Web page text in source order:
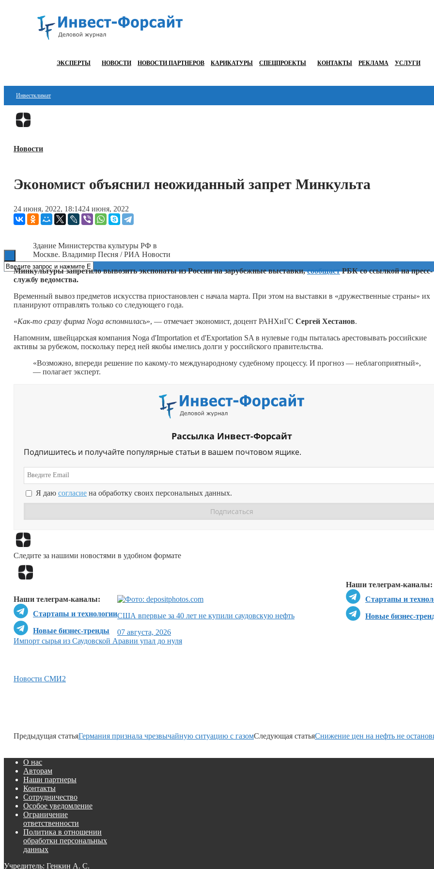
ЭКСПЕРТЫ НОВОСТИ НОВОСТИ ПАРТНЕРОВ КАРИКАТУРЫ СПЕЦПРОЕКТЫ КОНТАКТЫ РЕКЛАМА УСЛУГИ
Инвестклимат
Финансы
Блокчейн
ESG
Новости
Экономист объяснил неожиданный запрет Минкульта
24 июня, 2022, 18:1424 июня, 2022
Здание Министерства культуры РФ в
Москве. Владимир Песня / РИА Новости
Минкультуры запретило вывозить экспонаты из России на зарубежные выставки,сообщаетРБК со ссылкой на пресс-
службу ведомства.
Временный вывоз предметов искусства приостановлен с начала марта. При этом на выставки в «дружественные страны» их
планируют отправлять только со следующего года.
«Как-то сразу фирма Noga вспомнилась», — отмечает экономист, доцент РАНХиГС Сергей Хестанов.
Напомним, швейцарская компания Noga d'Importation et d'Exportation SA в нулевые годы пыталась арестовывать российские
активы за рубежом, поскольку перед ней якобы имелись долги у российского правительства.
«Возможно, впереди решение по какому-то международному судебному процессу. И прогноз — неблагоприятный»,
— полагает эксперт.
Рассылка Инвест-Форсайт
Подпишитесь и получайте популярные статьи в вашем почтовом ящике.
Я даю согласие на обработку своих персональных данных.
Следите за нашими новостями в удобном формате
Наши телеграм-каналы:
Стартапы и
Новые бизнес-
Наши телеграм-каналы:
Стартапы и технологии
Новые бизнес-тренды
США впервые за 40 лет не купили саудовскую нефть
07 августа, 2026
Импорт сырья из Саудовской Аравии упал до нуля
Новости СМИ2
Предыдущая статьяГермания признала чрезвычайную ситуацию с газомСледующая статьяСнижение цен на нефть не
О нас
Авторам
Наши партнеры
Контакты
Сотрудничество
Особое уведомление
Ограничение
ответственности
Политика в отношении
обработки персональных
данных
Учредитель: Генкин А. С.